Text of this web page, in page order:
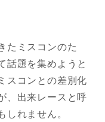
たミスコンのた
話題を集めようと
スコンとの差別化
、出来レースと呼
しれません。